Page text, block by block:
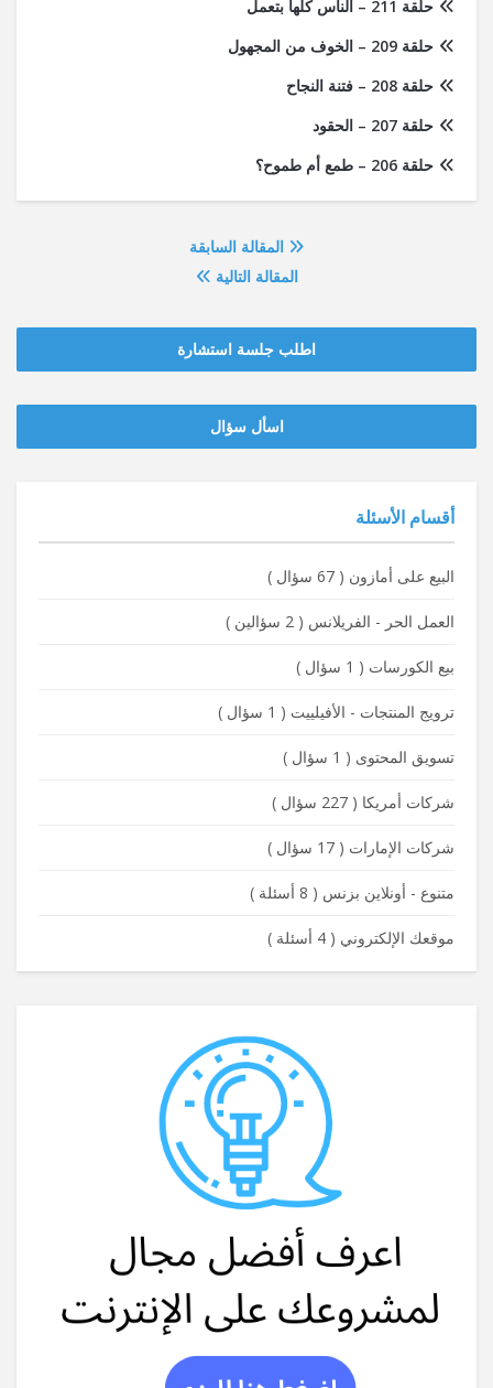
حلقة 211 – الناس كلها بتعمل
حلقة 209 – الخوف من المجهول
حلقة 208 – فتنة النجاح
حلقة 207 – الحقود
حلقة 206 – طمع أم طموح؟
المقالة السابقة
المقالة التالية
اطلب جلسة استشارة
‫‫اسأل سؤال
أقسام الأسئلة
البيع على أمازون ( 67 سؤال )
العمل الحر - الفريلانس ( 2 سؤالين )
بيع الكورسات ( 1 سؤال )
ترويج المنتجات - الأفيلييت ( 1 سؤال )
تسويق المحتوى ( 1 سؤال )
شركات أمريكا ( 227 سؤال )
شركات الإمارات ( 17 سؤال )
متنوع - أونلاين بزنس ( 8 أسئلة )
موقعك الإلكتروني ( 4 أسئلة )